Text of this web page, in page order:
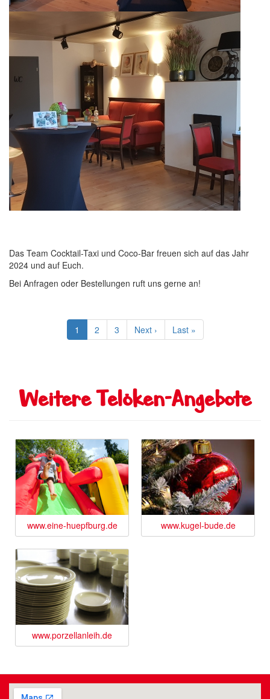
Das Team Cocktail-Taxi und Coco-Bar freuen sich auf das Jahr
2024 und auf Euch.
Bei Anfragen oder Bestellungen ruft uns gerne an!
Seitennummerierung
Aktuelle
Seite
1 Seite
2 Seite
3
Nächste
Seite
Next ›
Letzte
Seite
Last »
Weitere Telöken-Angebote
www.eine-huepfburg.de www.kugel-bude.de
www.porzellanleih.de